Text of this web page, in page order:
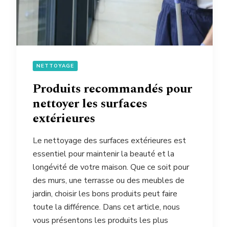
NETTOYAGE
Produits recommandés pour
nettoyer les surfaces
extérieures
Le nettoyage des surfaces extérieures est
essentiel pour maintenir la beauté et la
longévité de votre maison. Que ce soit pour
des murs, une terrasse ou des meubles de
jardin, choisir les bons produits peut faire
toute la différence. Dans cet article, nous
vous présentons les produits les plus